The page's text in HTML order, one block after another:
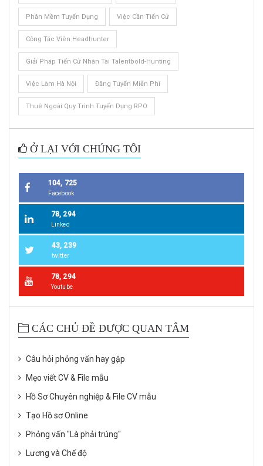
Phần Mềm Tuyển Dụng Việc Cần Tiến Cử
Cộng Tác Viên Headhunter
Giải Pháp Tiến Cử Nhân Tài Talentbold-Hunting
Việc Làm Hà Nội Đăng Tuyển Miễn Phí
Thuê Ngoài Quy Trình Tuyển Dụng RPO
Ở LẠI VỚI CHÚNG TÔI
104, 725
Facebook
78, 294
Linked
43, 239
twitter
78, 294
Youtube
CÁC CHỦ ĐỀ ĐƯỢC QUAN TÂM
Câu hỏi phỏng vấn hay gặp
Mẹo viết CV & File mẫu
Hồ Sơ Chuyên nghiệp & File CV mẫu
Tạo Hồ sơ Online
Phỏng vấn "Là phải trúng"
Lương và Chế độ